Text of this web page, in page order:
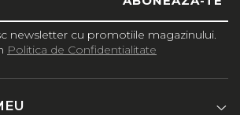
newsletter cu promotiile magazinului.
Politica de Confidentialitate